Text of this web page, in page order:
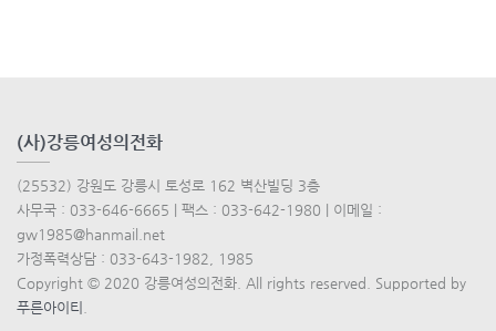
(사)강릉여성의전화
(25532) 강원도 강릉시 토성로 162 벽산빌딩 3층
사무국 : 033-646-6665 | 팩스 : 033-642-1980 | 이메일 :
gw1985@hanmail.net
가정폭력상담 : 033-643-1982, 1985
Copyright © 2020 강릉여성의전화. All rights reserved. Supported by
푸른아이티